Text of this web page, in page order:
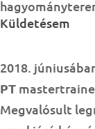
Küldetésem
2018.
PT
Megvalósult